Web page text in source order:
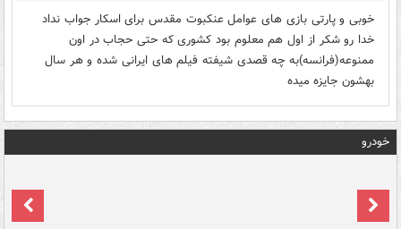
خوبی و پارتی بازی های عوامل عنکبوت مقدس برای اسکار جواب نداد
خدا رو شکر از اول هم معلوم بود کشوری که حتی حجاب در اون
ممنوعه(فرانسه)به چه قصدی شیفته فیلم های ایرانی شده و هر سال
بهشون جایزه میده
خودرو